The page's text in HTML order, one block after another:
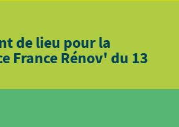
de lieu pour la
France Rénov' du 13